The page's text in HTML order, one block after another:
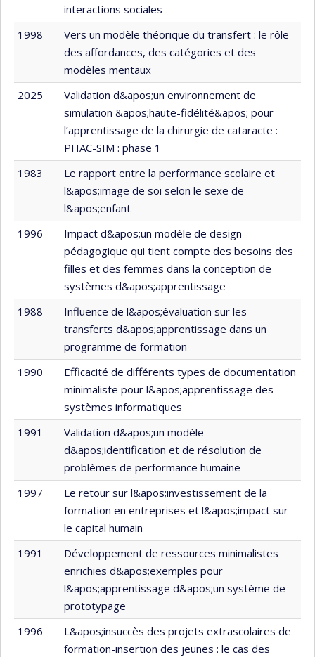
interactions sociales
1998
Vers un modèle théorique du transfert : le rôle
des affordances, des catégories et des
modèles mentaux
2025
Validation d&apos;un environnement de
simulation &apos;haute-fidélité&apos; pour
l’apprentissage de la chirurgie de cataracte :
PHAC-SIM : phase 1
1983
Le rapport entre la performance scolaire et
l&apos;image de soi selon le sexe de
l&apos;enfant
1996
Impact d&apos;un modèle de design
pédagogique qui tient compte des besoins des
filles et des femmes dans la conception de
systèmes d&apos;apprentissage
1988
Influence de l&apos;évaluation sur les
transferts d&apos;apprentissage dans un
programme de formation
1990
Efficacité de différents types de documentation
minimaliste pour l&apos;apprentissage des
systèmes informatiques
1991
Validation d&apos;un modèle
d&apos;identification et de résolution de
problèmes de performance humaine
1997
Le retour sur l&apos;investissement de la
formation en entreprises et l&apos;impact sur
le capital humain
1991
Développement de ressources minimalistes
enrichies d&apos;exemples pour
l&apos;apprentissage d&apos;un système de
prototypage
1996
L&apos;insuccès des projets extrascolaires de
formation-insertion des jeunes : le cas des